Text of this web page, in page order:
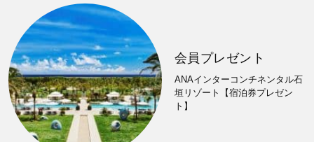
会員プレゼント
ANAインターコンチネンタル石
垣リゾート【宿泊券プレゼン
ト】